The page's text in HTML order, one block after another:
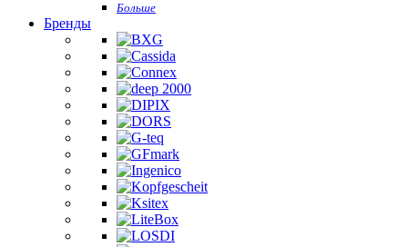
Больше
Бренды